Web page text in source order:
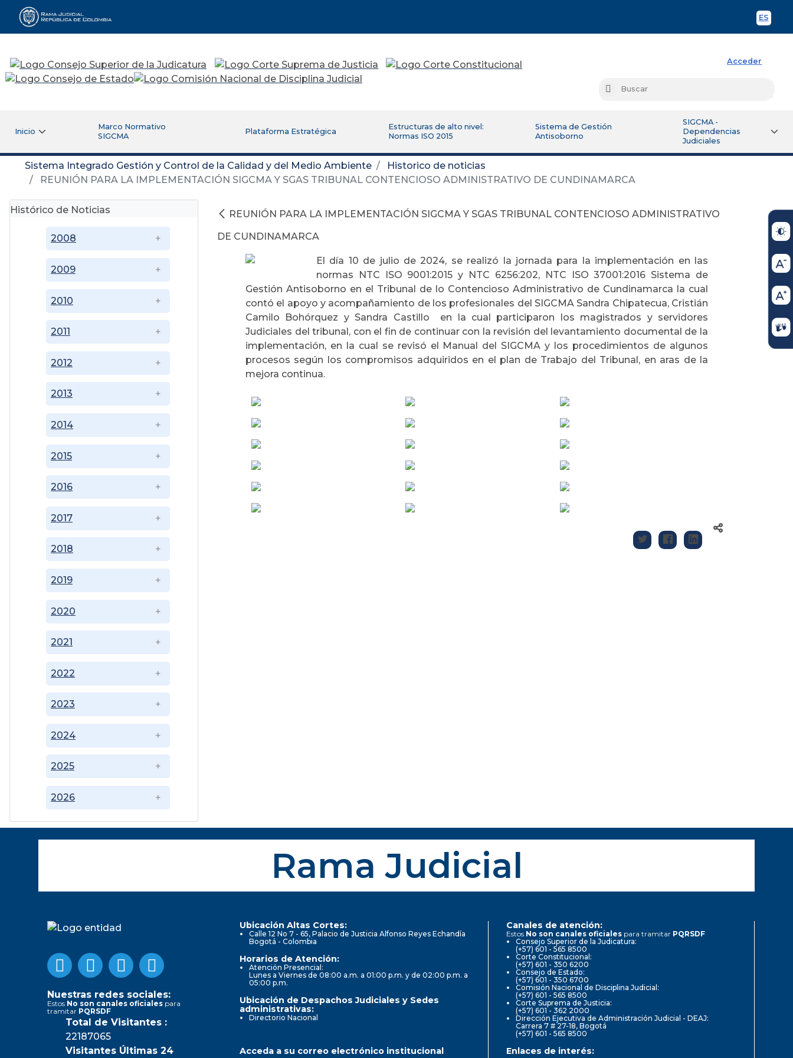
ES
Rama Judicial
Acceder
Buscar
Inicio
Marco Normativo
SIGCMA
Plataforma Estratégica
Estructuras de alto nivel:
Normas ISO 2015
Sistema de Gestión
Antisoborno
SIGCMA -
Dependencias
Judiciales
Sistema Integrado Gestión y Control de la Calidad y del Medio Ambiente
Historico de noticias
REUNIÓN PARA LA IMPLEMENTACIÓN SIGCMA Y SGAS TRIBUNAL CONTENCIOSO ADMINISTRATIVO DE CUNDINAMARCA
Histórico de Noticias
2008
2009
2010
2011
2012
2013
2014
2015
2016
2017
2018
2019
2020
2021
2022
2023
2024
2025
2026
REUNIÓN PARA LA IMPLEMENTACIÓN SIGCMA Y SGAS TRIBUNAL CONTENCIOSO ADMINISTRATIVO
DE CUNDINAMARCA
El día 10 de julio de 2024, se realizó la jornada para la implementación en las
normas NTC ISO 9001:2015 y NTC 6256:202, NTC ISO 37001:2016 Sistema de
Gestión Antisoborno en el Tribunal de lo Contencioso Administrativo de Cundinamarca la cual
contó el apoyo y acompañamiento de los profesionales del SIGCMA Sandra Chipatecua, Cristián
Camilo Bohórquez y Sandra Castillo en la cual participaron los magistrados y servidores
Judiciales del tribunal, con el fin de continuar con la revisión del levantamiento documental de la
implementación, en la cual se revisó el Manual del SIGCMA y los procedimientos de algunos
procesos según los compromisos adquiridos en el plan de Trabajo del Tribunal, en aras de la
mejora continua.
Rama Judicial
Nuestras redes sociales:
Estos No son canales oficiales para
tramitar PQRSDF
Total de Visitantes :
22187065
Visitantes Últimas 24
Ubicación Altas Cortes:
Calle 12 No 7 - 65, Palacio de Justicia Alfonso Reyes Echandía
Bogotá - Colombia
Horarios de Atención:
Atención Presencial:
Lunes a Viernes de 08:00 a.m. a 01:00 p.m. y de 02:00 p.m. a
05:00 p.m.
Ubicación de Despachos Judiciales y Sedes
administrativas:
Directorio Nacional
Canales de atención:
Estos No son canales oficiales para tramitar PQRSDF
Consejo Superior de la Judicatura:
(+57) 601 - 565 8500
Corte Constitucional:
(+57) 601 - 350 6200
Consejo de Estado:
(+57) 601 - 350 6700
Comisión Nacional de Disciplina Judicial:
(+57) 601 - 565 8500
Corte Suprema de Justicia:
(+57) 601 - 362 2000
Dirección Ejecutiva de Administración Judicial - DEAJ:
Carrera 7 # 27-18, Bogotá
(+57) 601 - 565 8500
Acceda a su correo electrónico institucional Enlaces de interés: